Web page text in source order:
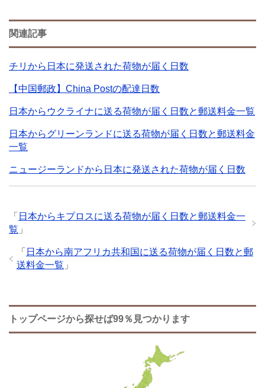
関連記事
チリから日本に発送された荷物が届く日数
【中国郵政】China Postの配達日数
日本からウクライナに送る荷物が届く日数と郵送料金一覧
日本からグリーンランドに送る荷物が届く日数と郵送料金
一覧
ニュージーランドから日本に発送された荷物が届く日数
「 日本からキプロスに送る荷物が届く日数と郵送料金一
覧 」
「 日本から南アフリカ共和国に送る荷物が届く日数と郵
送料金一覧 」
トップページから探せば99％見つかります